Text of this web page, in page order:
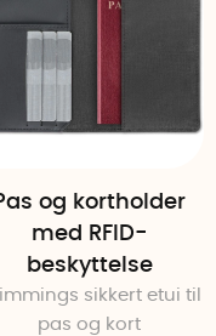
og kortholder
med RFID-
beskyttelse
sikkert etui til
pas og kort